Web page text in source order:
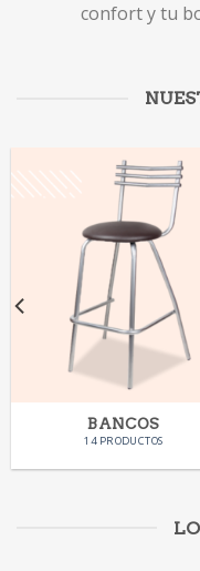
confort y tu
BANCOS
14 PRODUCTOS